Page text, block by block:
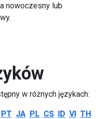
nowoczesny lub
w różnych językach:
PT JA PL CS ID VI TH